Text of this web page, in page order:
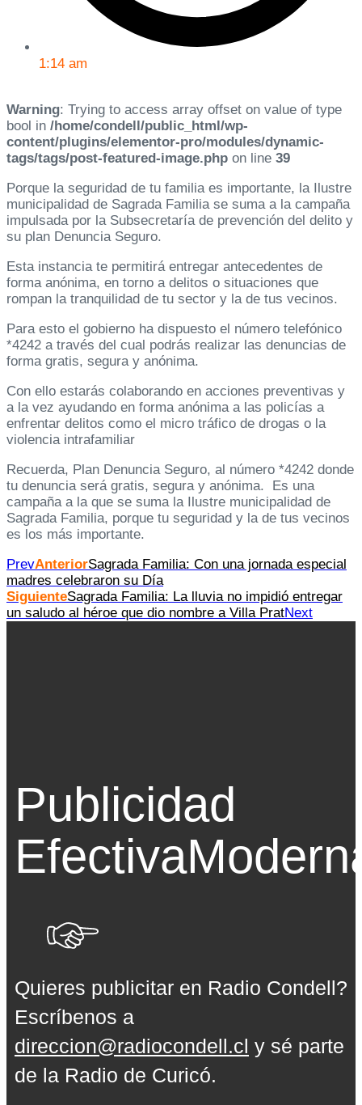
1:14 am
Warning: Trying to access array offset on value of type
bool in /home/condell/public_html/wp-
content/plugins/elementor-pro/modules/dynamic-
tags/tags/post-featured-image.php on line 39
Porque la seguridad de tu familia es importante, la Ilustre
municipalidad de Sagrada Familia se suma a la campaña
impulsada por la Subsecretaría de prevención del delito y
su plan Denuncia Seguro.
Esta instancia te permitirá entregar antecedentes de
forma anónima, en torno a delitos o situaciones que
rompan la tranquilidad de tu sector y la de tus vecinos.
Para esto el gobierno ha dispuesto el número telefónico
*4242 a través del cual podrás realizar las denuncias de
forma gratis, segura y anónima.
Con ello estarás colaborando en acciones preventivas y
a la vez ayudando en forma anónima a las policías a
enfrentar delitos como el micro tráfico de drogas o la
violencia intrafamiliar
Recuerda, Plan Denuncia Seguro, al número *4242 donde
tu denuncia será gratis, segura y anónima. Es una
campaña a la que se suma la Ilustre municipalidad de
Sagrada Familia, porque tu seguridad y la de tus vecinos
es los más importante.
PrevAnteriorSagrada Familia: Con una jornada especial
madres celebraron su Día
SiguienteSagrada Familia: La lluvia no impidió entregar
un saludo al héroe que dio nombre a Villa PratNext
Publicidad
Efectiva
Quieres publicitar en Radio Condell?
Escríbenos a
direccion@radiocondell.cl y sé parte
de la Radio de Curicó.